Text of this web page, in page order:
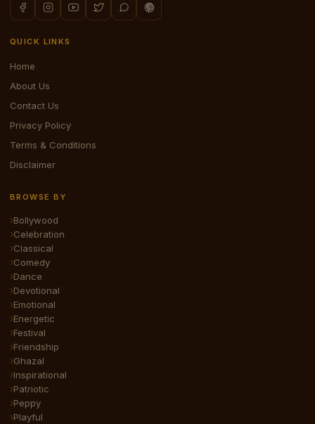
QUICK LINKS
Home
About Us
Contact Us
Privacy Policy
Terms & Conditions
Disclaimer
BROWSE BY
Bollywood
Celebration
Classical
Comedy
Dance
Devotional
Emotional
Energetic
Festival
Friendship
Ghazal
Inspirational
Patriotic
Peppy
Playful